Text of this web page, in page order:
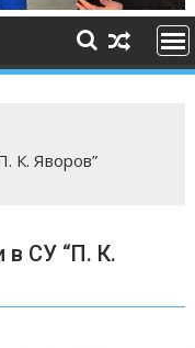
К. Яворов”
в СУ “П. К.